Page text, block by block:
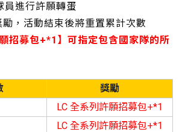
員進行許願轉蛋
勵，活動結束後將重置累計次數
招募包+*1】可指定包含國家隊的所
獎勵
LC 全系列許願招募包+*1
LC 全系列許願招募包+*1